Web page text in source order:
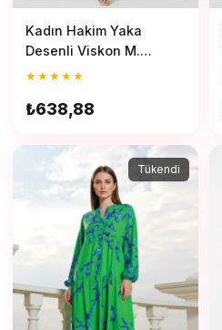
Kadın Hakim Yaka
Desenli Viskon M.
Kahverengi Tesettür
★★★★★
₺638,88
Tükendi